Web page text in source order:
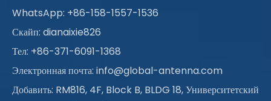
WhatsApp: +86-158-1557-1536
Скайп: dianaixie826
Тел: +86-371-6091-1368
Электронная почта: info@global-antenna.com
Добавить: RM816, 4F, Block B, BLDG 18, Университетский